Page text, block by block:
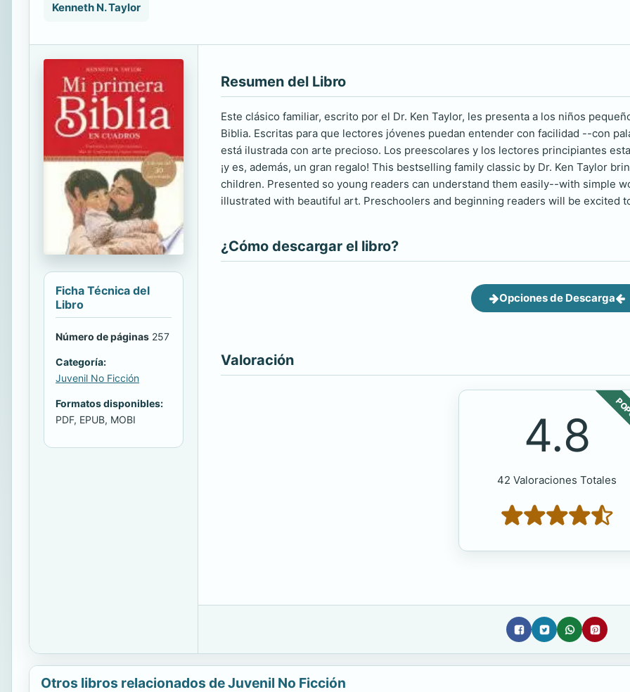
Kenneth N. Taylor
Ficha Técnica del
Libro
Número de páginas 257
Categoría:
Juvenil No Ficción
Formatos disponibles:
PDF, EPUB, MOBI
Resumen del Libro
Este clásico familiar, escrito por el Dr. Ken Taylor, les presenta a los niños
Biblia. Escritas para que lectores jóvenes puedan entender con facilidad --con
está ilustrada con arte precioso. Los preescolares y los lectores principiantes
¡y es, además, un gran regalo! This bestselling family classic by Dr. Ken Taylor
children. Presented so young readers can understand them easily--with simple
illustrated with beautiful art. Preschoolers and beginning readers will be excited
¿Cómo descargar el libro?
Opciones de Descarga
Valoración
4.8
42 Valoraciones Totales
Otros libros relacionados de Juvenil No Ficción